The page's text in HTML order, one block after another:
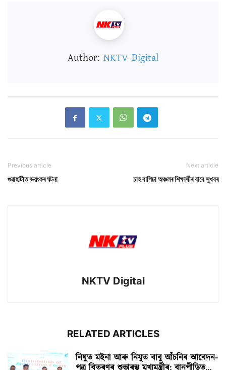
Author: NKTV Digital
Previous article
গুৱাহাটীত ভয়ংকৰ ঘটনা
Next article
চাহ বাগিচা অঞ্চলৰ শিক্ষাৰ্থীৰ বাবে সুখবৰ
NKTV Digital
RELATED ARTICLES
নিযুত মইনা আৰু নিযুত বাবু আঁচনিৰ আবেদন-